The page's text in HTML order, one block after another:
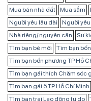
Mua bán nhà đất
Mua sắm
Người yêu lâu dài
Người
Nhà riêng/ nguyên căn
Sự
Tìm bạn bè mới
Tìm bạn
Tìm bạn bốn phương TP Hồ
Tìm bạn gái thích Chăm sóc
Tìm bạn gái ở TP Hồ Chí Minh
Tìm bạn trai Lao động tự do